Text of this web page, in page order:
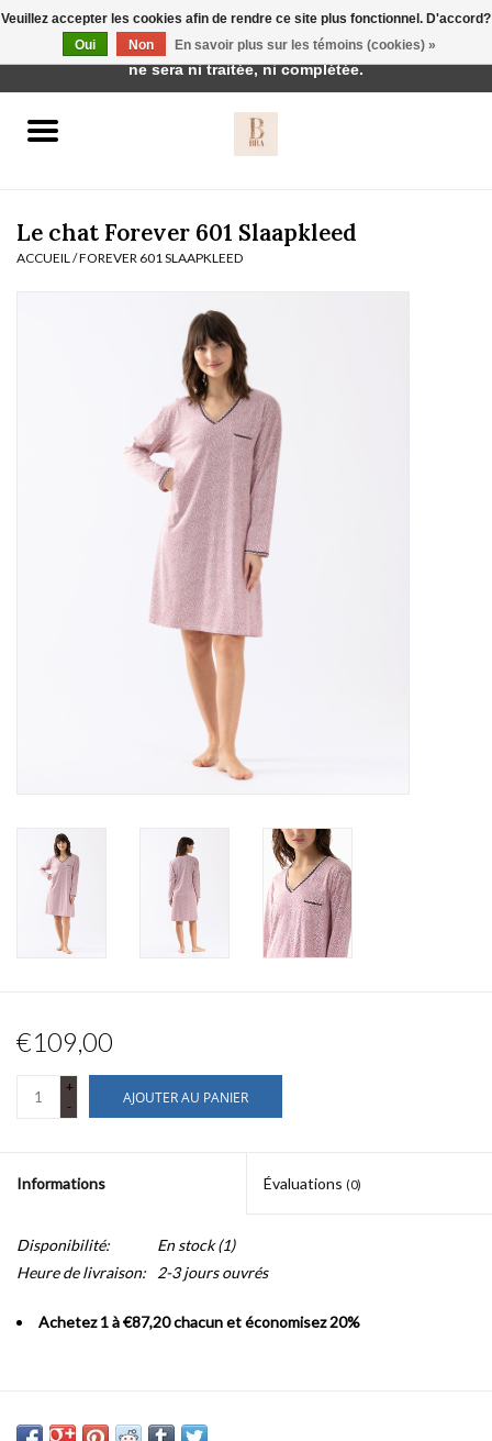
Le chat Forever 601 Slaapkleed
ACCUEIL /FOREVER 601 SLAAPKLEED
€109,00
+
-
AJOUTER AU PANIER
Informations Évaluations (0)
Disponibilité: En stock(1)
Heure de livraison: 2-3 jours ouvrés
Achetez 1 à €87,20 chacun et économisez 20%
Veuillez accepter les cookies afin de rendre ce site plus fonctionnel. D'accord?
Oui
Non En savoir plus sur les témoins (cookies) »
Cette boutique est en construction. Toute commande passée
ne sera ni traitée, ni complétée.